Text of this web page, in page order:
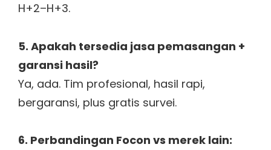
H+2–H+3.
5. Apakah tersedia jasa pemasangan +
garansi hasil?
Ya, ada. Tim profesional, hasil rapi,
bergaransi, plus gratis survei.
6. Perbandingan Focon vs merek lain: